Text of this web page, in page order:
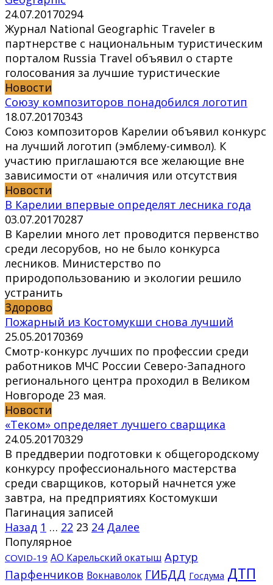
24.07.20170294
Журнал National Geographic Traveler в
партнерстве с национальным туристическим
порталом Russia Travel объявил о старте
голосования за лучшие туристические
Новости
Союзу композиторов понадобился логотип
18.07.20170343
Союз композиторов Карелии объявил конкурс
на лучший логотип (эмблему-символ). К
участию приглашаются все желающие вне
зависимости от «наличия или отсутствия
Новости
В Карелии впервые определят лесника года
03.07.20170287
В Карелии много лет проводится первенство
среди лесорубов, но не было конкурса
лесников. Министерство по
природопользованию и экологии решило
устранить
Здорово
Пожарный из Костомукши снова лучший
25.05.20170369
Смотр-конкурс лучших по профессии среди
работников МЧС России Северо-Западного
регионального центра проходил в Великом
Новгороде 23 мая.
Новости
«Теком» определяет лучшего сварщика
24.05.20170329
В преддверии подготовки к общегородскому
конкурсу профессионального мастерства
среди сварщиков, который начнется уже
завтра, на предприятиях Костомукши
Пагинация записей
Назад 1 … 22 23 24 Далее
Популярное
COVID-19 АО Карельский окатыш Артур
Парфенчиков Вокнаволок ГИБДД Госдума ДТП